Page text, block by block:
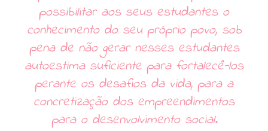
possibilitar aos seus estudantes o
conhecimento do seu próprio povo, sob
pena de não gerar nesses estudantes
autoestima suficiente para fortalecê-los
perante os desafios da vida, para a
concretização dos empreendimentos
para o desenvolvimento social.